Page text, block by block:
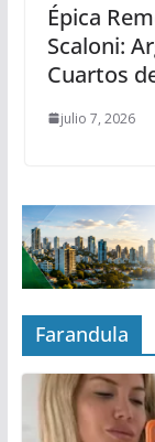
Épica
Scaloni:
Cuartos
julio 7, 2026
Farandula